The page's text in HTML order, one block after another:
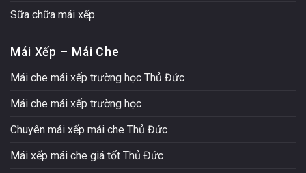
Sữa chữa mái xếp
Mái Xếp – Mái Che
Mái che mái xếp trường học Thủ Đức
Mái che mái xếp trường học
Chuyên mái xếp mái che Thủ Đức
Mái xếp mái che giá tốt Thủ Đức